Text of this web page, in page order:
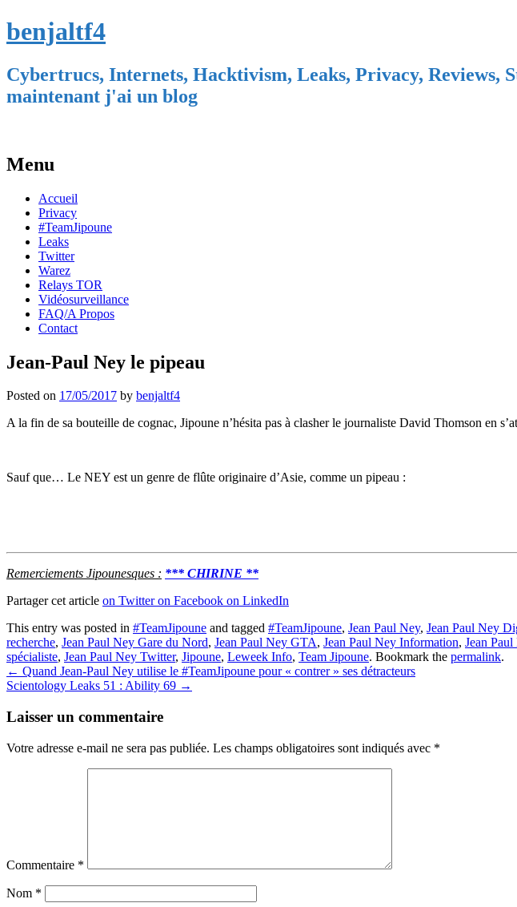
benjaltf4
Cybertrucs, Internets, Hacktivism, Leaks, Privacy, Reviews,
maintenant j'ai un blog
Menu
Skip
content
Accueil
Privacy
#TeamJipoune
Leaks
Twitter
Warez
Relays TOR
Vidéosurveillance
FAQ/A Propos
Contact
Jean-Paul Ney le pipeau
Posted on 17/05/2017 by benjaltf4
A la fin de sa bouteille de cognac, Jipoune n’hésita pas à clasher le journaliste David Thomson en
Sauf que… Le NEY est un genre de flûte originaire d’Asie, comme un pipeau :
Remerciements Jipounesques : *** CHIRINE **
Partager cet article on Twitter on Facebook on LinkedIn
This entry was posted in #TeamJipoune and tagged #TeamJipoune, Jean Paul Ney, Jean Paul Ney
recherche, Jean Paul Ney Gare du Nord, Jean Paul Ney GTA, Jean Paul Ney Information, Jean
spécialiste, Jean Paul Ney Twitter, Jipoune, Leweek Info, Team Jipoune. Bookmark the permalink.
Post
navigation
← Quand Jean-Paul Ney utilise le #TeamJipoune pour « contrer » ses détracteurs
Scientology Leaks 51 : Ability 69 →
Laisser un commentaire
Votre adresse e-mail ne sera pas publiée. Les champs obligatoires sont indiqués avec *
Commentaire *
Nom *